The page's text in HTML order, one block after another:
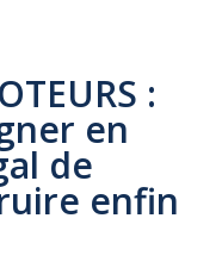
:
en
de
enfin